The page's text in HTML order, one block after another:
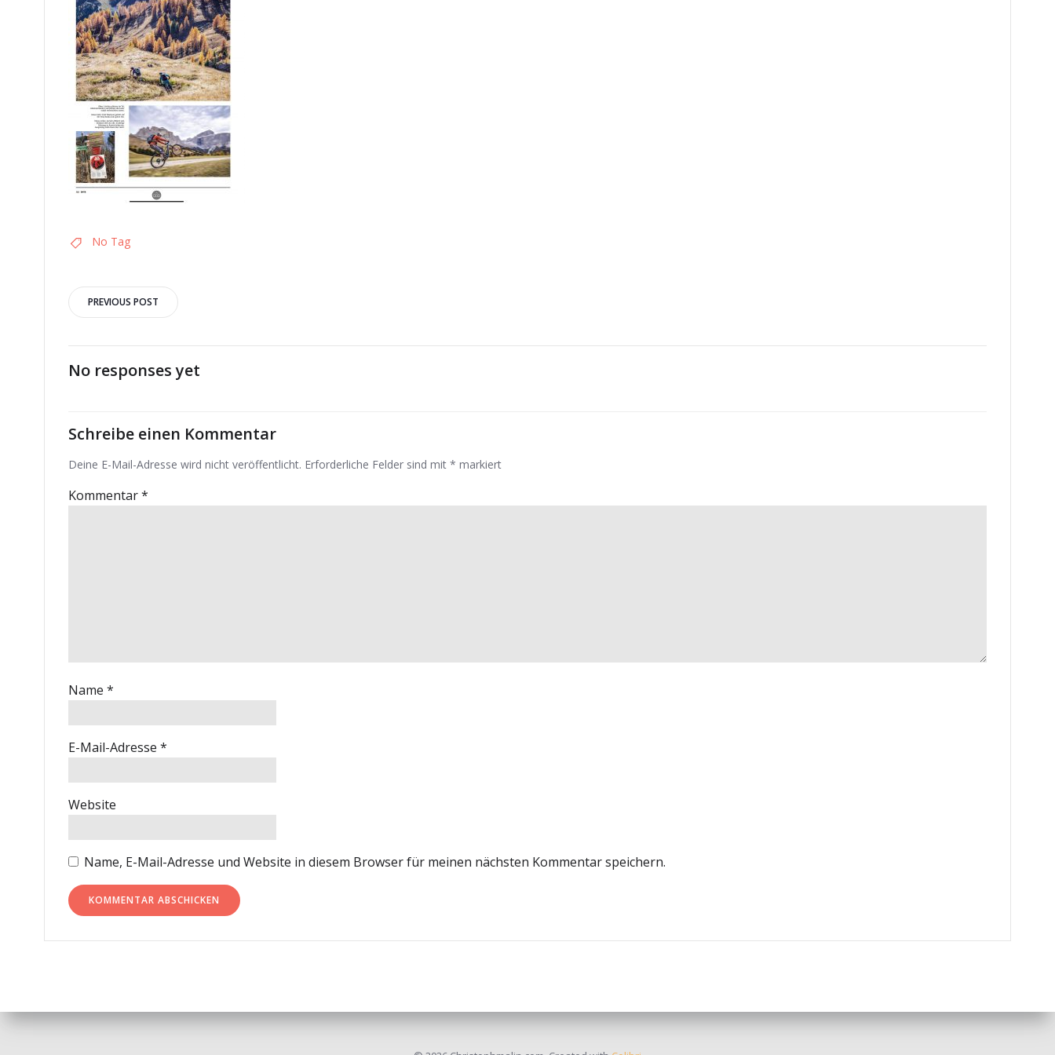
No Tag
Post
navigation
PREVIOUS POST
No responses yet
Schreibe einen Kommentar
Deine E-Mail-Adresse wird nicht veröffentlicht. Erforderliche Felder sind mit * markiert
Kommentar*
Name *
E-Mail-Adresse *
Website
Name, E-Mail-Adresse und Website in diesem Browser für meinen nächsten Kommentar speichern.